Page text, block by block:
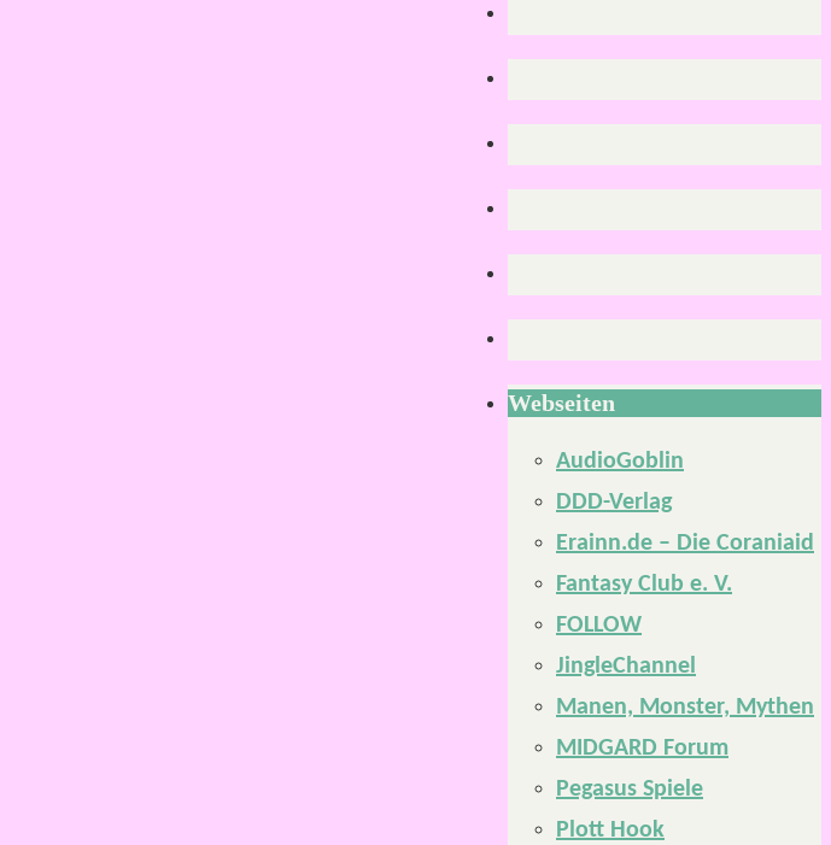
Webseiten
AudioGoblin
DDD-Verlag
Erainn.de – Die Coraniaid
Fantasy Club e. V.
FOLLOW
JingleChannel
Manen, Monster, Mythen
MIDGARD Forum
Pegasus Spiele
Plott Hook